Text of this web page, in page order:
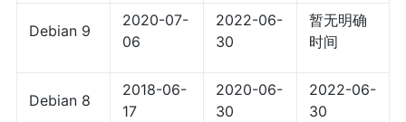
Debian 9
2020-07-
06
2022-06-
30
暂无明确
时间
Debian 8
2018-06-
17
2020-06-
30
2022-06-
30